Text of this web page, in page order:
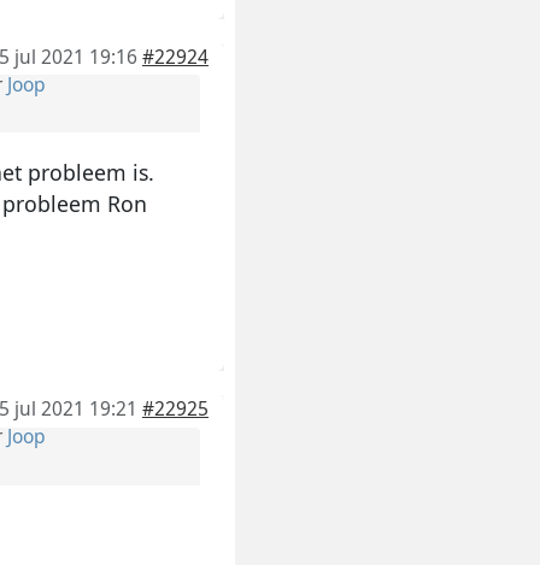
jul 2021 19:16 #22924
Joop
probleem is.
Ron
jul 2021 19:21 #22925
Joop